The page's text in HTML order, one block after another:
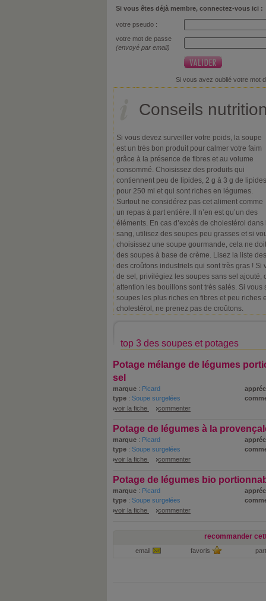
Si vous êtes déjà membre, connectez-vous ici :
votre pseudo :
votre mot de passe
(envoyé par email)
Si vous avez oublié votre mot
Conseils
Si vous devez surveiller votre poids, la soupe
est un très bon produit pour calmer votre faim
grâce à la présence de fibres et au volume
consommé. Choisissez des produits qui
contiennent peu de lipides, 2 g à 3 g de lipides
pour 250 ml et qui sont riches en légumes.
Surtout ne considérez pas cet aliment comme
un repas à part entière. Il n’en est qu’un des
éléments. En cas d’excès de cholestérol dans
sang, utilisez des soupes peu grasses et si
choisissez une soupe gourmande, cela ne
des soupes à base de crème. Lisez la liste
des croûtons industriels qui sont très gras !
de sel, privilégiez les soupes sans sel ajouté,
attention les bouillons sont très salés. Si vous
soupes les plus riches en fibres et peu riches
cholestérol, ne prenez pas de croûtons.
top 3 des soupes et potages
Potage mélange de légumes
sel
marque : Picard
type : Soupe surgelées
voir la fiche
commenter
Potage de légumes à la
marque : Picard
type : Soupe surgelées
voir la fiche
commenter
Potage de légumes bio
marque : Picard
type : Soupe surgelées
voir la fiche
commenter
recommander
email favoris